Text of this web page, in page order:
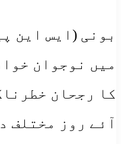
بونی (ایس این
میں نوجوان
کا رجحان
آئے روز مختلف